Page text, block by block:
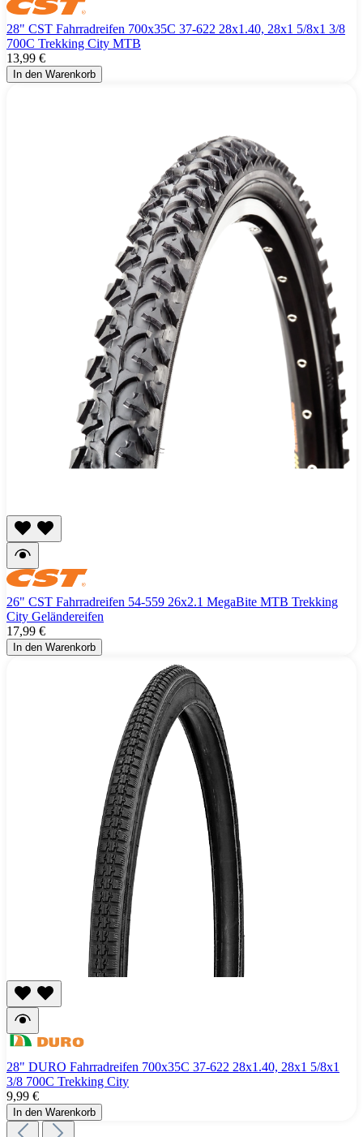
28" CST Fahrradreifen 700x35C 37-622 28x1.40, 28x1 5/8x1 3/8
700C Trekking City MTB
13,99 €
In den Warenkorb
26" CST Fahrradreifen 54-559 26x2.1 MegaBite MTB Trekking
City Geländereifen
17,99 €
In den Warenkorb
28" DURO Fahrradreifen 700x35C 37-622 28x1.40, 28x1 5/8x1
3/8 700C Trekking City
9,99 €
In den Warenkorb